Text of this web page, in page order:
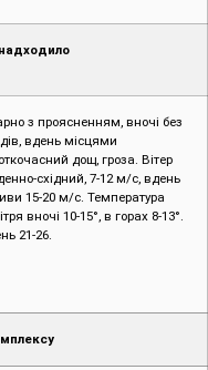
з проясненням, вночі без
вдень місцями
дощ, гроза. Вітер
східний, 7-12 м/с, вдень
15-20 м/с. Температура
вночі 10-15°, в горах 8-13°.
21-26.